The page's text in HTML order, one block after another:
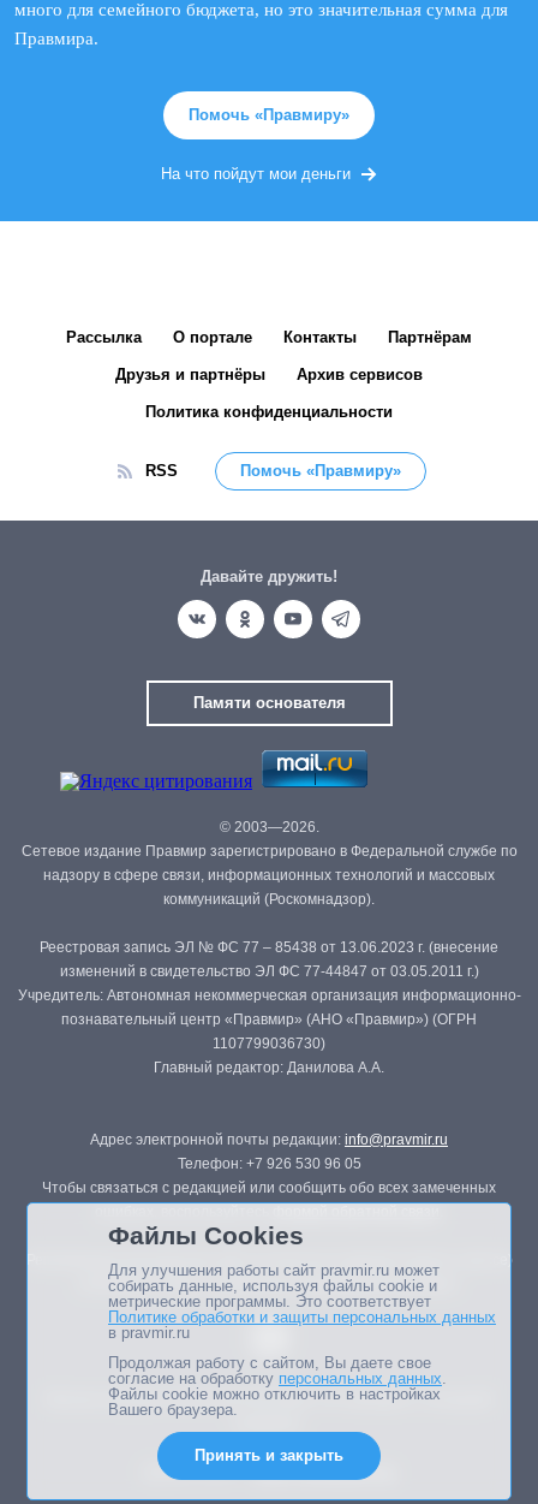
много для семейного бюджета, но это значительная сумма для
Правмира.
Помочь «Правмиру»
На что пойдут мои деньги
Рассылка О портале Контакты Партнёрам
Друзья и партнёры Архив сервисов
Политика конфиденциальности
RSS Помочь «Правмиру»
Давайте дружить!
Памяти основателя
© 2003—2026.
Сетевое издание Правмир зарегистрировано в Федеральной службе по
надзору в сфере связи, информационных технологий и массовых
коммуникаций (Роскомнадзор).
Реестровая запись ЭЛ № ФС 77 – 85438 от 13.06.2023 г. (внесение
изменений в свидетельство ЭЛ ФС 77-44847 от 03.05.2011 г.)
Учредитель: Автономная некоммерческая организация информационно-
познавательный центр «Правмир» (АНО «Правмир») (ОГРН
1107799036730)
Главный редактор: Данилова А.А.
Адрес электронной почты редакции: info@pravmir.ru
Телефон: +7 926 530 96 05
Чтобы связаться с редакцией или сообщить обо всех замеченных
Републикация материалов сайта в печатных изданиях (книгах, прессе)
возможна только с письменного разрешения редакции.
Мнение авторов статей портала может не совпадать с позицией
Дизайн сайта -
Файлы Cookies
Для улучшения работы сайт pravmir.ru может
собирать данные, используя файлы cookie и
метрические программы. Это соответствует
Политике обработки и защиты персональных данных
в pravmir.ru
Продолжая работу с сайтом, Вы даете свое
согласие на обработку персональных данных.
Файлы cookie можно отключить в настройках
Вашего браузера.
Принять и закрыть